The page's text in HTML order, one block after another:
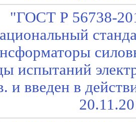
"ГОСТ Р 56738-
испытаний
и введен в